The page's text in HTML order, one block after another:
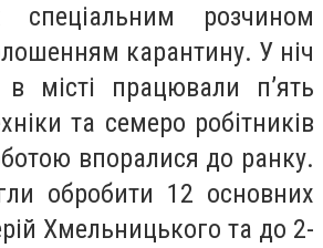
спеціальним розчином
карантину. У ніч
місті працювали п’ять
та семеро робітників
впоралися до ранку.
обробити 12 основних
Хмельницького та до 2-